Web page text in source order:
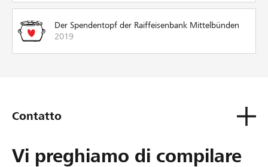
Der Spendentopf der Raiffeisenbank Mittelbünden
2019
Contatto
Vi preghiamo di compilare